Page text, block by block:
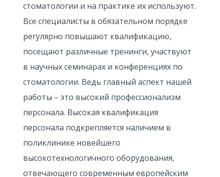
стоматологии и на практике их используют.
Все специалисты в обязательном порядке
регулярно повышают квалификацию,
посещают различные тренинги, участвуют
в научных семинарах и конференциях по
стоматологии. Ведь главный аспект нашей
работы – это высокий профессионализм
персонала. Высокая квалификация
персонала подкрепляется наличием в
поликлинике новейшего
высокотехнологичного оборудования,
отвечающего современным европейским